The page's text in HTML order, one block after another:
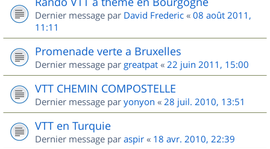
Dernier message par David Frederic « 08 août 2011,
11:11
Promenade verte a Bruxelles
Dernier message par greatpat « 22 juin 2011, 15:00
VTT CHEMIN COMPOSTELLE
Dernier message par yonyon « 28 juil. 2010, 13:51
VTT en Turquie
Dernier message par aspir « 18 avr. 2010, 22:39